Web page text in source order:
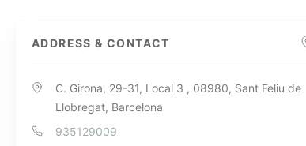
ADDRESS & CONTACT
C. Girona, 29-31, Local 3 , 08980, Sant Feliu de
Llobregat, Barcelona
935129009